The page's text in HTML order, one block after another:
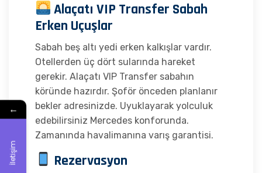
Alaçatı VIP Transfer Sabah
Erken Uçuşlar
Sabah beş altı yedi erken kalkışlar vardır.
Otellerden üç dört sularında hareket
gerekir. Alaçatı VIP Transfer sabahın
köründe hazırdır. Şoför önceden planlanır
bekler adresinizde. Uyuklayarak yolculuk
edebilirsiniz Mercedes konforunda.
Zamanında havalimanına varış garantisi.
Rezervasyon
←
İletişim